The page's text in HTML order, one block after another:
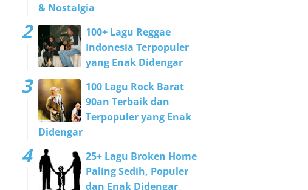
& Nostalgia
100+ Lagu Reggae
Indonesia Terpopuler
yang Enak Didengar
100 Lagu Rock Barat
90an Terbaik dan
Terpopuler yang Enak
Didengar
25+ Lagu Broken Home
Paling Sedih, Populer
dan Enak Didengar